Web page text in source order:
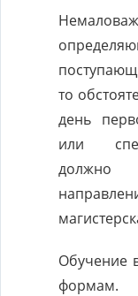
то
день
или
должно
Обучение